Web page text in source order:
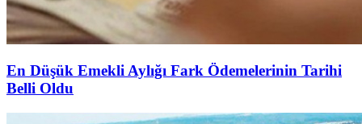
En Düşük Emekli Aylığı Fark Ödemelerinin Tarihi
Belli Oldu